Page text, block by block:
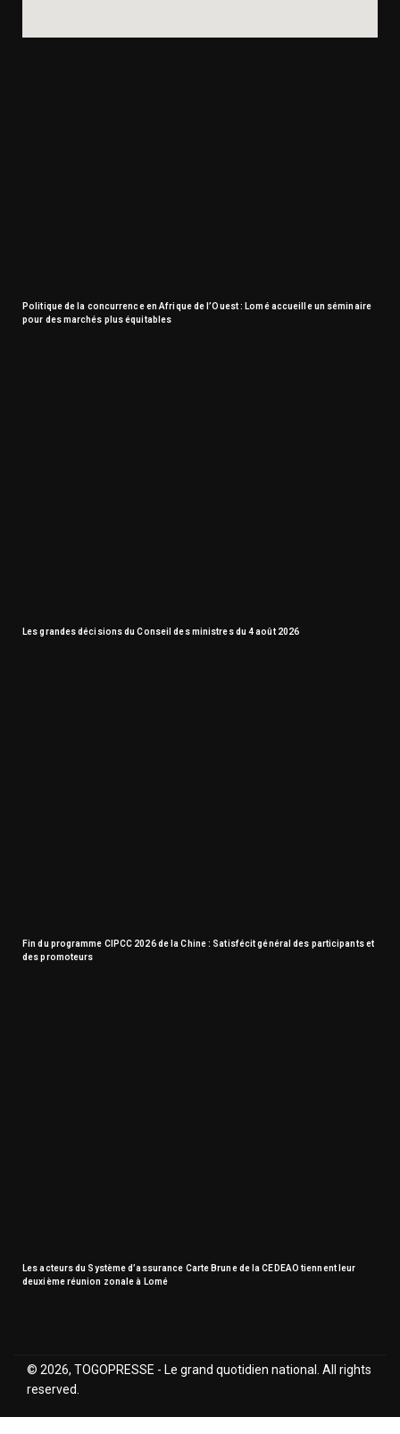
Politique de la concurrence en Afrique de l’Ouest : Lomé accueille un séminaire
pour des marchés plus équitables
Les grandes décisions du Conseil des ministres du 4 août 2026
Fin du programme CIPCC 2026 de la Chine : Satisfécit général des participants et
des promoteurs
Les acteurs du Système d’assurance Carte Brune de la CEDEAO tiennent leur
deuxième réunion zonale à Lomé
© 2026, TOGOPRESSE - Le grand quotidien national. All rights
reserved.